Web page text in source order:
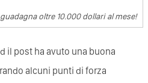
oltre 10.000 dollari al mese!
il post ha avuto una buona
alcuni punti di forza